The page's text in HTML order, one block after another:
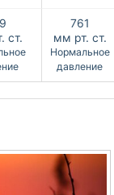
ст.
761
мм рт. ст.
Нормальное
давление